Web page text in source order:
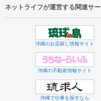
ネットライフが運営する関連サ
沖縄のお店探し情報サイト
沖縄の不動産情報サイト
沖縄で仕事を探すなら